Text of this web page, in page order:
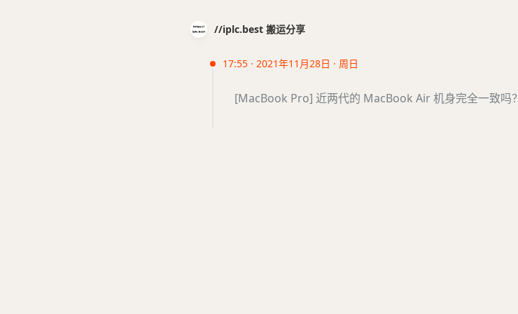
//iplc.best 搬运分享
17:55 · 2021年11月28日 · 周日
[MacBook Pro] 近两代的 MacBook Air 机身完全一致吗？